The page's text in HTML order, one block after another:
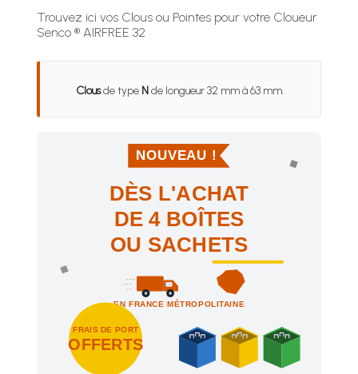
Trouvez ici vos Clous ou Pointes pour votre Cloueur
Senco ® AIRFREE 32
Clousde type Nde longueur 32 mm à 63 mm.
NOUVEAU !
DÈS L'ACHAT
DE 4 BOÎTES
OU SACHETS
EN FRANCE MÉTROPOLITAINE
FRAIS DE PORT
OFFERTS